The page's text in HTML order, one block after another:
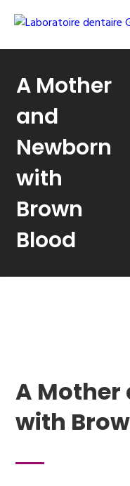
A Mother
and
Newborn
with
Brown
Blood
A Mother
with